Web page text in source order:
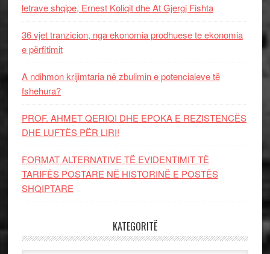
letrave shqipe, Ernest Koliqit dhe At Gjergj Fishta
36 vjet tranzicion, nga ekonomia prodhuese te ekonomia
e përfitimit
A ndihmon krijimtaria në zbulimin e potencialeve të
fshehura?
PROF. AHMET QERIQI DHE EPOKA E REZISTENCЁS
DHE LUFTЁS PЁR LIRI!
FORMAT ALTERNATIVE TË EVIDENTIMIT TË
TARIFËS POSTARE NË HISTORINË E POSTËS
SHQIPTARE
KATEGORITË